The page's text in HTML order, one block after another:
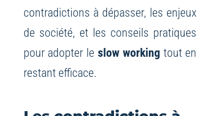
contradictions à dépasser, les enjeux
de société, et les conseils pratiques
pour adopter le slow working tout en
restant efficace.